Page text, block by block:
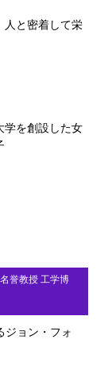
人と密着して栄
学を創設した女
誉教授 工学博
ジョン・フォ